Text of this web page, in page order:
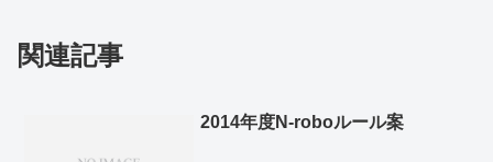
関連記事
2014年度N-roboルール案